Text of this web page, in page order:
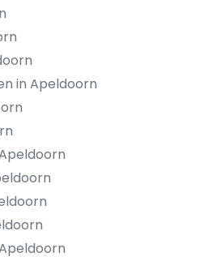
in Apeldoorn